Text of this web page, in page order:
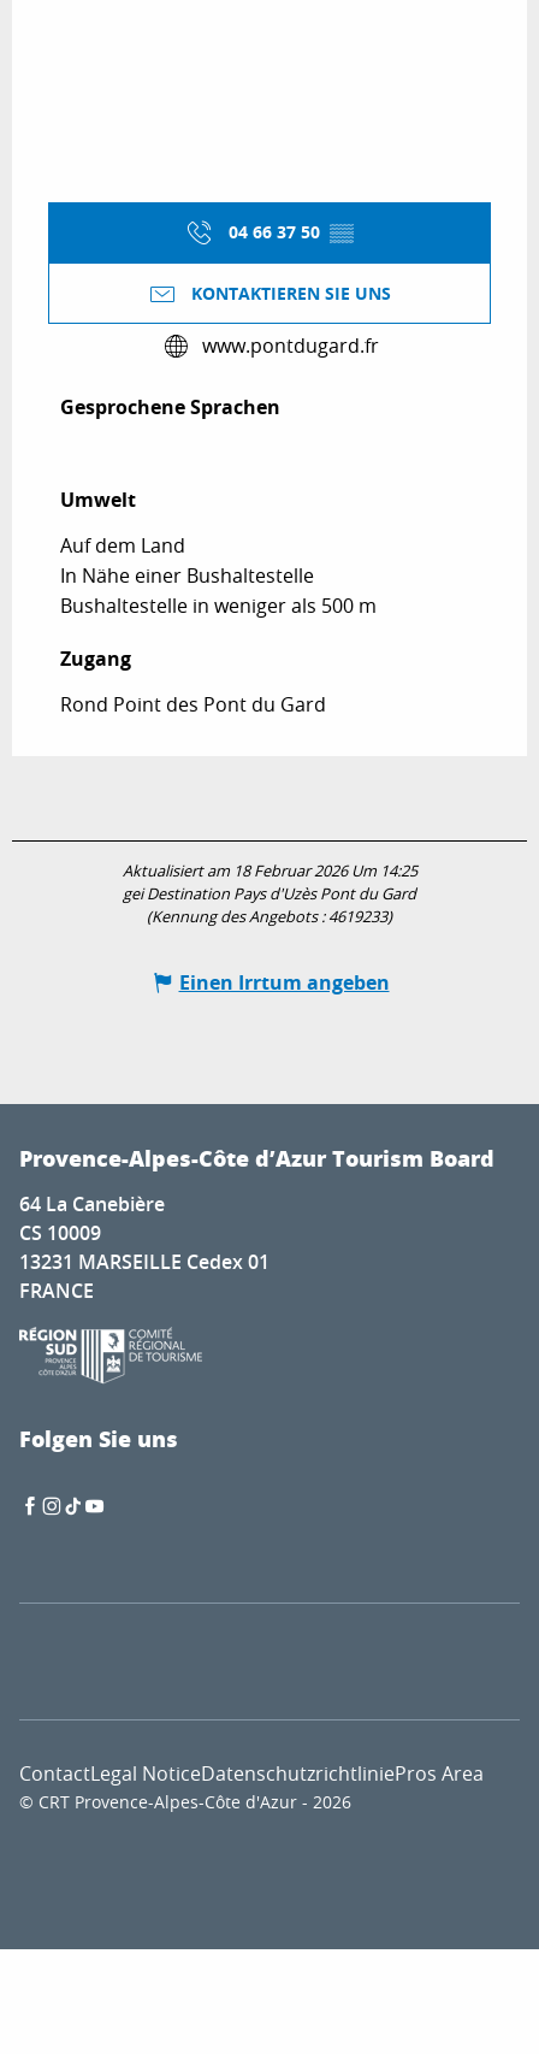
04 66 37 50 ▒▒
KONTAKTIEREN SIE UNS
www.pontdugard.fr
Gesprochene Sprachen
Gesprochene Sprachen
Umwelt
Umwelt
Auf dem Land
In Nähe einer Bushaltestelle
Bushaltestelle in weniger als 500 m
Zugang
Zugang
Rond Point des Pont du Gard
Aktualisiert am 18 Februar 2026 Um 14:25
gei Destination Pays d'Uzès Pont du Gard
(Kennung des Angebots :4619233)
Einen Irrtum angeben
Provence-Alpes-Côte d’Azur Tourism Board
64 La Canebière
CS 10009
13231 MARSEILLE Cedex 01
FRANCE
Folgen Sie uns
© CRT Provence-Alpes-Côte d'Azur - 2026
ContactLegal NoticeDatenschutzrichtliniePros Area